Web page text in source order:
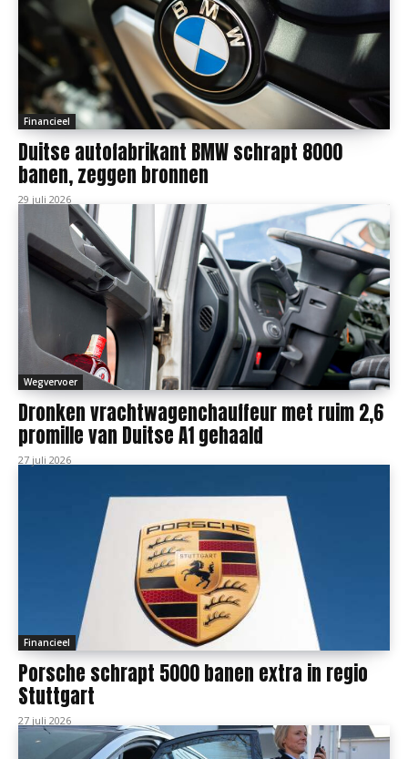
Financieel
Duitse autofabrikant BMW schrapt 8000
banen, zeggen bronnen
29 juli 2026
Wegvervoer
Dronken vrachtwagenchauffeur met ruim 2,6
promille van Duitse A1 gehaald
27 juli 2026
Financieel
Porsche schrapt 5000 banen extra in regio
Stuttgart
27 juli 2026